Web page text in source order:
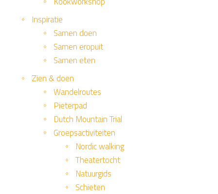
Inspiratie
Samen doen
Samen eropuit
Samen eten
Zien & doen
Wandelroutes
Pieterpad
Dutch Mountain Trial
Groepsactiviteiten
Nordic walking
Theatertocht
Natuurgids
Schieten